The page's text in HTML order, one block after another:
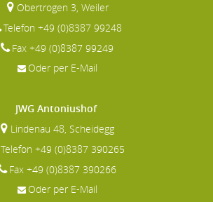
Obertrogen 3, Weiler
Telefon +49 (0)8387 99248
Fax +49 (0)8387 99249
Oder per E-Mail
JWG Antoniushof
Lindenau 48, Scheidegg
Telefon +49 (0)8387 390265
Fax +49 (0)8387 390266
Oder per E-Mail